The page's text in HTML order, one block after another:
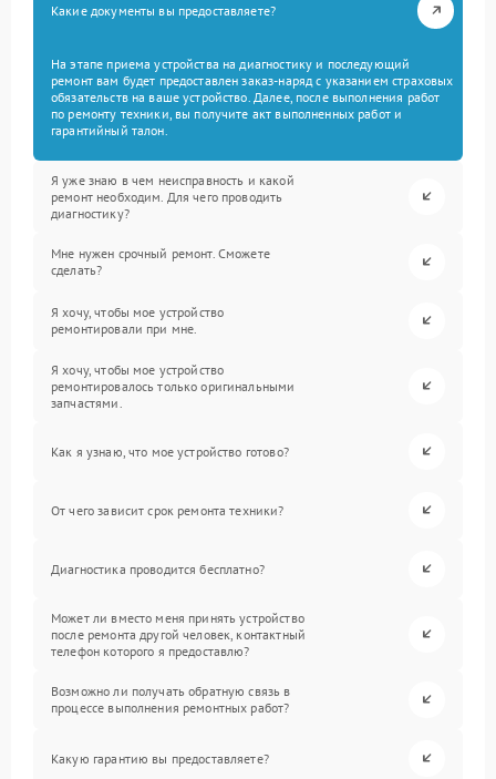
Какие документы вы предоставляете?
На этапе приема устройства на диагностику и последующий
ремонт вам будет предоставлен заказ-наряд с указанием страховых
обязательств на ваше устройство. Далее, после выполнения работ
по ремонту техники, вы получите акт выполненных работ и
гарантийный талон.
Я уже знаю в чем неисправность и какой
ремонт необходим. Для чего проводить
диагностику?
Мне нужен срочный ремонт. Сможете
сделать?
Я хочу, чтобы мое устройство
ремонтировали при мне.
Я хочу, чтобы мое устройство
ремонтировалось только оригинальными
запчастями.
Как я узнаю, что мое устройство готово?
От чего зависит срок ремонта техники?
Диагностика проводится бесплатно?
Может ли вместо меня принять устройство
после ремонта другой человек, контактный
телефон которого я предоставлю?
Возможно ли получать обратную связь в
процессе выполнения ремонтных работ?
Какую гарантию вы предоставляете?